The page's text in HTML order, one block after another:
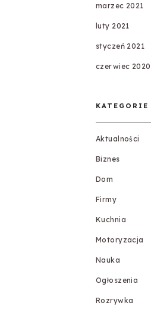
marzec 2021
luty 2021
styczeń 2021
czerwiec 2020
KATEGORIE
Aktualności
Biznes
Dom
Firmy
Kuchnia
Motoryzacja
Nauka
Ogłoszenia
Rozrywka